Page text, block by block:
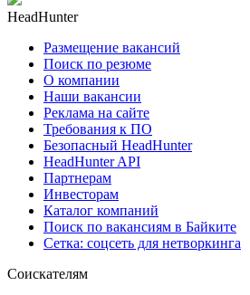
HeadHunter
Размещение вакансий
Поиск по резюме
О компании
Наши вакансии
Реклама на сайте
Требования к ПО
Безопасный HeadHunter
HeadHunter API
Партнерам
Инвесторам
Каталог компаний
Поиск по вакансиям в Байките
Сетка: соцсеть для нетворкинга
Соискателям